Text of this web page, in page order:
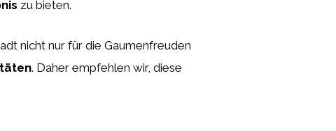
zu bieten.
nicht nur für die Gaumenfreuden
. Daher empfehlen wir, diese